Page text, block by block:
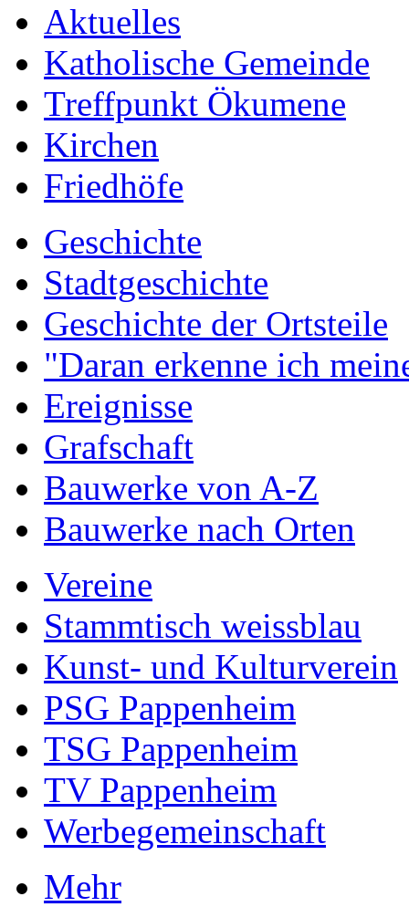
Aktuelles
Katholische Gemeinde
Treffpunkt Ökumene
Kirchen
Friedhöfe
Geschichte
Stadtgeschichte
Geschichte der Ortsteile
"Daran erkenne ich
Ereignisse
Grafschaft
Bauwerke von A-Z
Bauwerke nach Orten
Vereine
Stammtisch weissblau
Kunst- und Kulturverein
PSG Pappenheim
TSG Pappenheim
TV Pappenheim
Werbegemeinschaft
Mehr